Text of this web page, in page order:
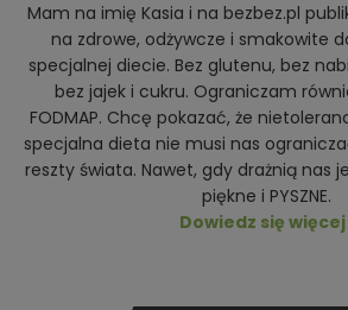
Mam na imię Kasia i na bezbez.pl
na zdrowe, odżywcze i smakowite
specjalnej diecie. Bez glutenu, bez
bez jajek i cukru. Ograniczam
FODMAP. Chcę pokazać, że
specjalna dieta nie musi nas
reszty świata. Nawet, gdy drażnią nas
piękne i PYSZNE.
Dowiedz się